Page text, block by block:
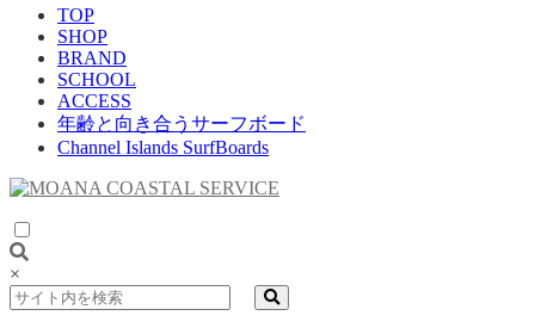
TOP
SHOP
BRAND
SCHOOL
ACCESS
年齢と向き合うサーフボード
Channel Islands SurfBoards
×